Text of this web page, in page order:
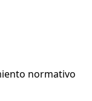
normativo